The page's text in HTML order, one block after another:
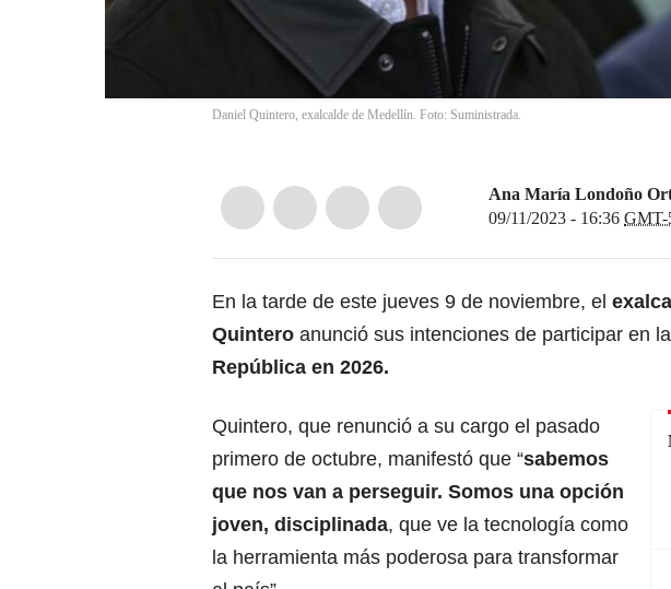
Daniel Quintero, exalcalde de Medellín. Foto: Suministrada.
Ana María Londoño
09/11/2023 - 16:36 GMT-
En la tarde de este jueves 9 de noviembre, el
Quintero anunció sus intenciones de participar en
República en 2026.
Quintero, que renunció a su cargo el pasado
primero de octubre, manifestó que “sabemos
que nos van a perseguir. Somos una opción
joven, disciplinada, que ve la tecnología como
la herramienta más poderosa para transformar